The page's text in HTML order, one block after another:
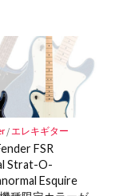
/エレキギター
FSR
Strat-O-
Esquire